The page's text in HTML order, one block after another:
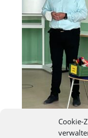
Cookie-